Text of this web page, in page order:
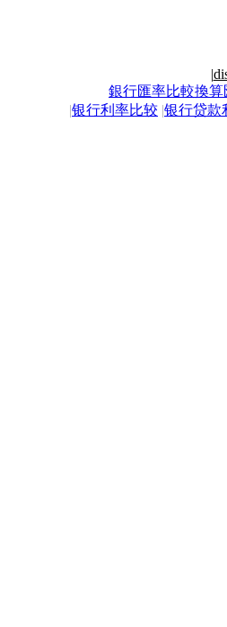
|
銀行匯率比較換算
|银行利率比较 |银行贷款